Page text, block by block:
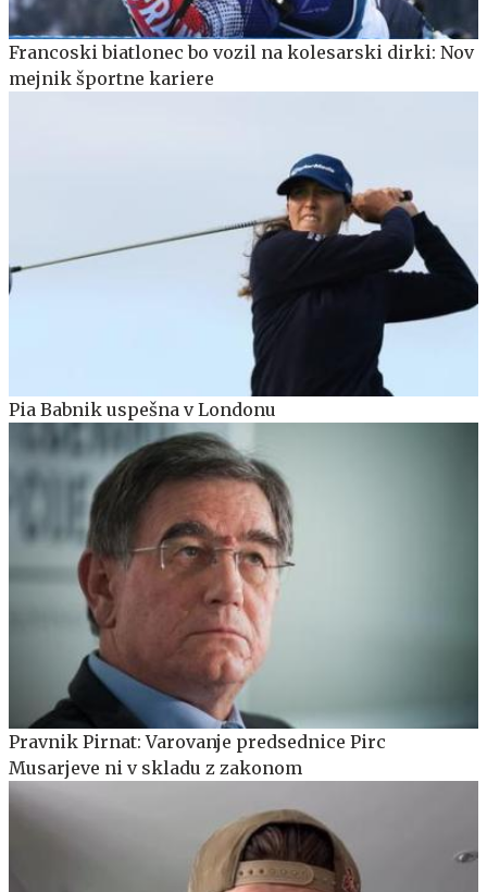
Francoski biatlonec bo vozil na kolesarski dirki: Nov
mejnik športne kariere
Pia Babnik uspešna v Londonu
Pravnik Pirnat: Varovanje predsednice Pirc
Musarjeve ni v skladu z zakonom